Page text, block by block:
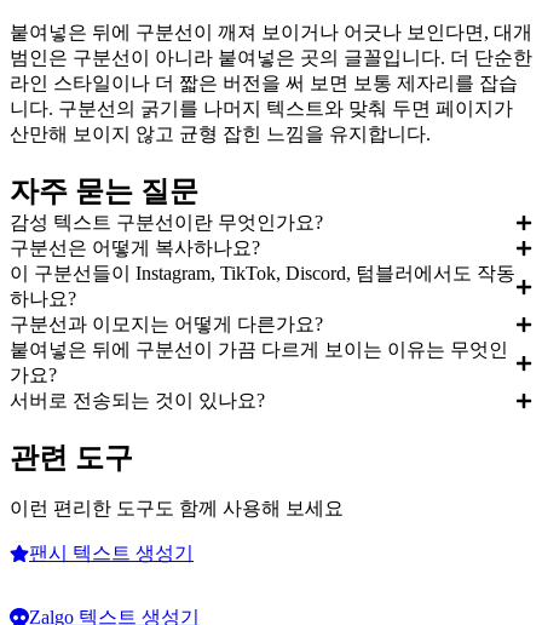
붙여넣은 뒤에 구분선이 깨져 보이거나 어긋나 보인다면, 대개
범인은 구분선이 아니라 붙여넣은 곳의 글꼴입니다. 더 단순한
라인 스타일이나 더 짧은 버전을 써 보면 보통 제자리를 잡습
니다. 구분선의 굵기를 나머지 텍스트와 맞춰 두면 페이지가
산만해 보이지 않고 균형 잡힌 느낌을 유지합니다.
자주 묻는 질문
감성 텍스트 구분선이란 무엇인가요?
구분선은 어떻게 복사하나요?
이 구분선들이 Instagram, TikTok, Discord, 텀블러에서도 작동
하나요?
구분선과 이모지는 어떻게 다른가요?
붙여넣은 뒤에 구분선이 가끔 다르게 보이는 이유는 무엇인
가요?
서버로 전송되는 것이 있나요?
관련 도구
이런 편리한 도구도 함께 사용해 보세요
팬시 텍스트 생성기
Zalgo 텍스트 생성기